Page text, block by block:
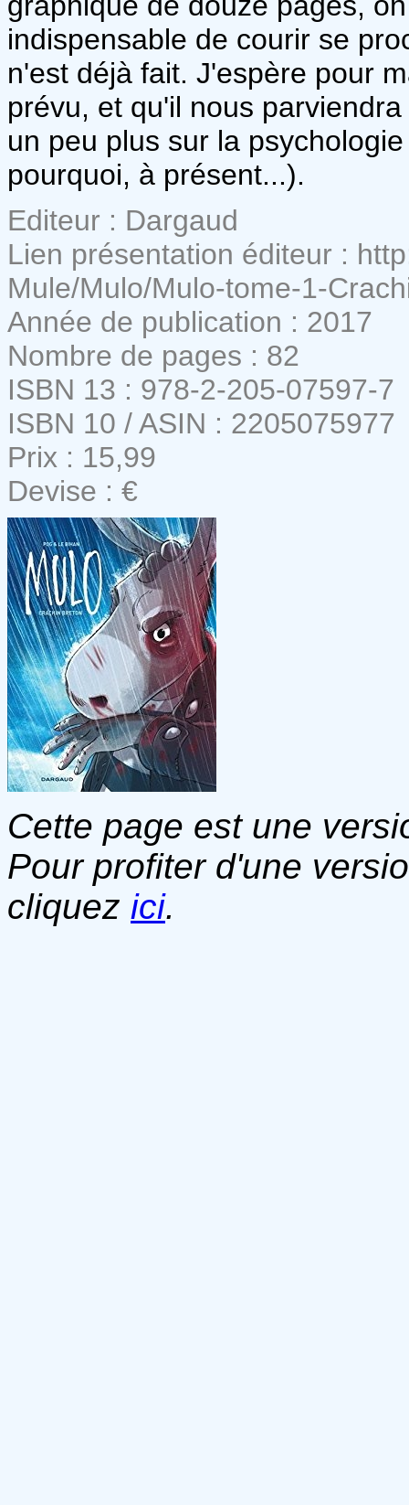
indispensable de courir se
n'est déjà fait. J'espère pour
prévu, et qu'il nous
un peu plus sur la
pourquoi, à présent...).
Editeur : Dargaud
Lien présentation éditeur :
Mule/Mulo/Mulo-tome-1-
Année de publication : 2017
Nombre de pages : 82
ISBN 13 : 978-2-205-07597-7
ISBN 10 / ASIN : 2205075977
Prix : 15,99
Devise : €
Cette page est une
Pour profiter d'une
cliquez ici.